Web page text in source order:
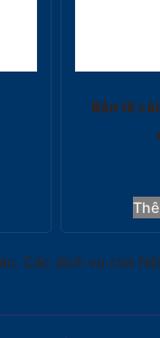
Bản lề
Các dịch vụ của